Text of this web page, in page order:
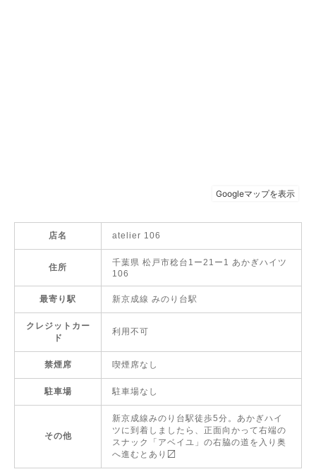
店名 atelier 106
住所
千葉県 松戸市稔台1ー21ー1 あかぎハイツ
106
最寄り駅 新京成線 みのり台駅
クレジットカー
ド
利用不可
禁煙席 喫煙席なし
駐車場 駐車場なし
その他
新京成線みのり台駅徒歩5分。あかぎハイ
ツに到着しましたら、正面向かって右端の
スナック「アベイユ」の右脇の道を入り奥
へ進むとあり〼